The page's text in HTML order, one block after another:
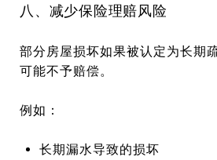
八、减少保险理赔风险
部分房屋损坏如果被认定为长期
可能不予赔偿。
例如：
长期漏水导致的损坏